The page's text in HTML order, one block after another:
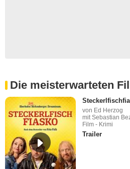
Die meisterwarteten
von Ed Herzog
mit Sebastian
Film - Krimi
Trailer